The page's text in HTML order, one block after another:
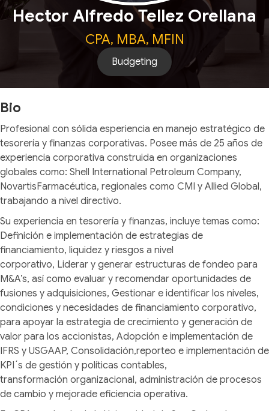
Hector Alfredo Tellez Orellana
CPA, MBA, MFIN
Budgeting
Bio
Profesional con sólida esperiencia en manejo estratégico de
tesorería y finanzas corporativas. Posee más de 25 años de
experiencia corporativa construida en organizaciones
globales como: Shell International Petroleum Company,
NovartisFarmacéutica, regionales como CMI y Allied Global,
trabajando a nivel directivo.
Su experiencia en tesorería y finanzas, incluye temas como:
Definición e implementación de estrategias de
financiamiento, liquidez y riesgos a nivel
corporativo, Liderar y generar estructuras de fondeo para
M&A’s, así como evaluar y recomendar oportunidades de
fusiones y adquisiciones, Gestionar e identificar los niveles,
condiciones y necesidades de financiamiento corporativo,
para apoyar la estrategia de crecimiento y generación de
valor para los accionistas, Adopción e implementación de
IFRS y USGAAP, Consolidación,reporteo e implementación de
KPI´s de gestión y políticas contables,
transformación organizacional, administración de procesos
de cambio y mejorade eficiencia operativa.